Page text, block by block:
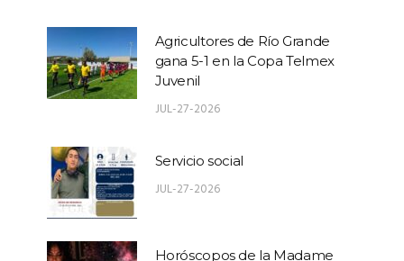
Agricultores de Río Grande
gana 5-1 en la Copa Telmex
Juvenil
JUL-27-2026
Servicio social
JUL-27-2026
Horóscopos de la Madame